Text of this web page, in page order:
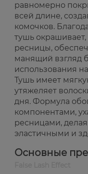
равномерно
всей длине,
комочков.
тушь
ресницы,
манящий взгляд
использования
Тушь имеет
утяжеляет
дня. Формула
компонентами,
ресницами,
эластичными и
Основные